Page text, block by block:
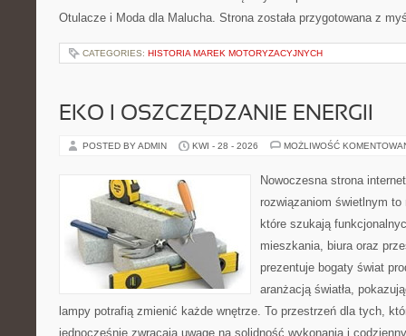
Otulacze i Moda dla Malucha. Strona została przygotowana z
CATEGORIES: HISTORIA MAREK MOTORYZACYJNYCH
EKO I OSZCZĘDZANIE ENERGII
POSTED BY ADMIN KWI - 28 - 2026 MOŻLIWOŚĆ
Nowoczesna strona
rozwiązaniom świetlnym
które szukają
mieszkania, biura oraz
prezentuje bogaty świat
aranżacją światła,
lampy potrafią zmienić każde wnętrze. To przestrzeń dla tych,
jednocześnie zwracają uwagę na solidność wykonania i